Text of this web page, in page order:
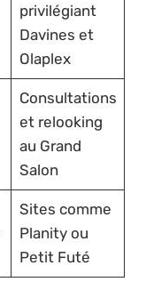
privilégiant
Davines et
Olaplex
Consultations
et relooking
au Grand
Salon
Sites comme
Planity ou
Petit Futé